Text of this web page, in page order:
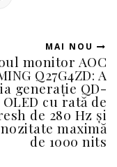
MAI NOU
monitor AOC
Q27G4ZD: A
generație QD-
OLED cu rată de
de 280 Hz și
maximă
de 1000 nits